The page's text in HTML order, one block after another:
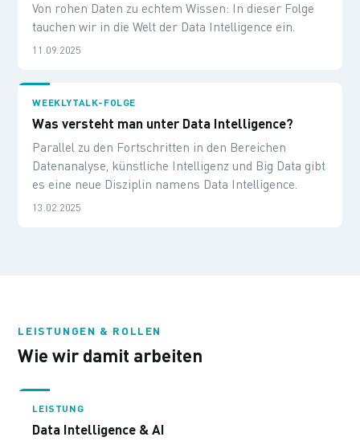
Von rohen Daten zu echtem Wissen: In dieser Folge
tauchen wir in die Welt der Data Intelligence ein.
11.09.2025
WEEKLYTALK-FOLGE
Was versteht man unter Data Intelligence?
Parallel zu den Fortschritten in den Bereichen
Datenanalyse, künstliche Intelligenz und Big Data gibt
es eine neue Disziplin namens Data Intelligence.
13.02.2025
LEISTUNGEN & ROLLEN
Wie wir damit arbeiten
LEISTUNG
Data Intelligence & AI